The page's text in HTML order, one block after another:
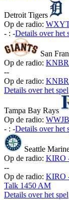
Detroit Tigers
Op de radio:
- : -Details over het
San
Op de radio:
--
Op de radio:
Details over het spel
Tampa Bay Rays
Op de radio:
- : -Details over het
Seattle
Op de radio: KIRO
--
Op de radio: KIRO
Talk 1450 AM
Details over het spel